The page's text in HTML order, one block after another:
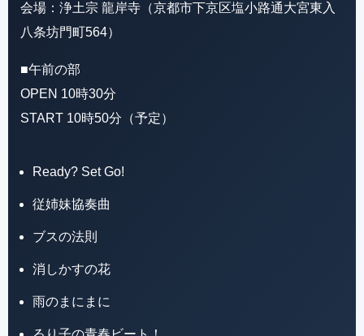
会場：浄土宗 龍岸寺（京都市下京区塩小路通大宮東入
八条坊門町564）
■午前の部
OPEN 10時30分
START 10時50分（予定）
Ready? Set Go!
従姉妹協奏曲
ブスの法則
消しかすの花
雨のまにまに